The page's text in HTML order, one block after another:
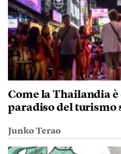
Come la Thailandia
paradiso del turismo
Junko Terao